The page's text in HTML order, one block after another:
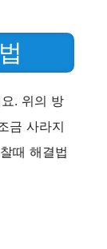
. 위의 방
금 사라지
때 해결법